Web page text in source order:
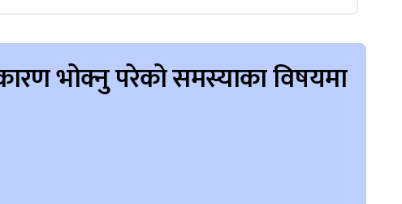
भोक्नु परेको समस्याका विषयमा